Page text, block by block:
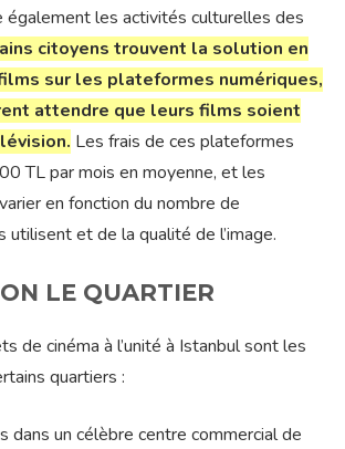
également les activités culturelles des
citoyens trouvent la solution en
sur les plateformes numériques,
attendre que leurs films soient
Les frais de ces plateformes
TL par mois en moyenne, et les
en fonction du nombre de
utilisent et de la qualité de l’image.
LE QUARTIER
de cinéma à l’unité à Istanbul sont les
quartiers :
dans un célèbre centre commercial de